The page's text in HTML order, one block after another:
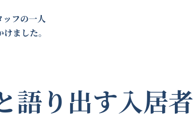
ッフの一人
ました。
語り出す入居